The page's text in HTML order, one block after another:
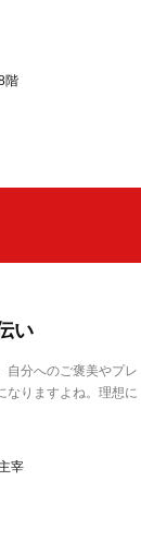
階
い
自分へのご褒美やプレ
なりますよね。理想に
宰